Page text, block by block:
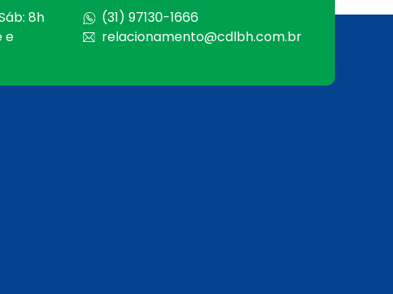
8h
e
(31) 97130-1666
relacionamento@cdlbh.com.br